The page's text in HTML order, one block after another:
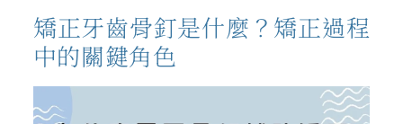
矯正牙齒骨釘是什麼？矯正過程
中的關鍵角色